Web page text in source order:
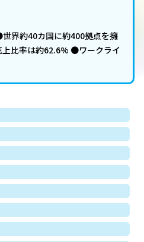
界約40カ国に約400拠点を擁
比率は約62.6% ●ワークライ